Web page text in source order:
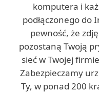
komputera i
podłączonego do
pewność, że
pozostaną Twoją
sieć w Twojej
Zabezpieczamy
Ty, w ponad 200